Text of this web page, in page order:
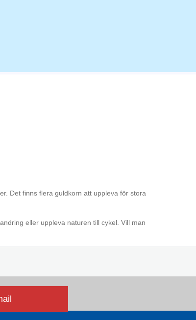
Det finns flera guldkorn att uppleva för stora
eller uppleva naturen till cykel. Vill man